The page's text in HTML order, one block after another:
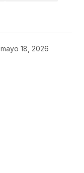
mayo 18, 2026